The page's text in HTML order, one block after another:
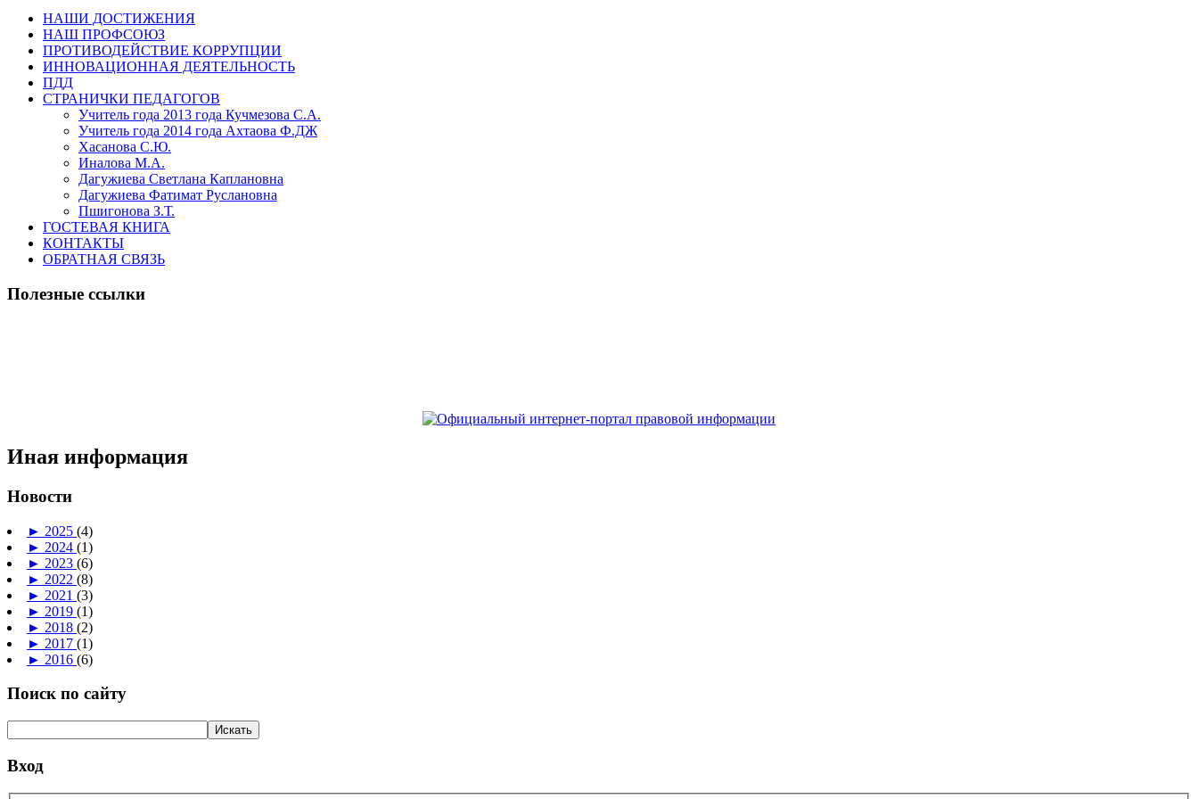
НАШИ ДОСТИЖЕНИЯ
НАШ ПРОФСОЮЗ
ПРОТИВОДЕЙСТВИЕ КОРРУПЦИИ
ИННОВАЦИОННАЯ ДЕЯТЕЛЬНОСТЬ
ПДД
СТРАНИЧКИ ПЕДАГОГОВ
Учитель года 2013 года Кучмезова С.А.
Учитель года 2014 года Ахтаова Ф.ДЖ
Хасанова С.Ю.
Иналова М.А.
Дагужиева Светлана Каплановна
Дагужиева Фатимат Руслановна
Пшигонова З.Т.
ГОСТЕВАЯ КНИГА
КОНТАКТЫ
ОБРАТНАЯ СВЯЗЬ
Полезные ссылки
Иная информация
Новости
► 2025 (4)
► 2024 (1)
► 2023 (6)
► 2022 (8)
► 2021 (3)
► 2019 (1)
► 2018 (2)
► 2017 (1)
► 2016 (6)
Поиск по сайту
Вход